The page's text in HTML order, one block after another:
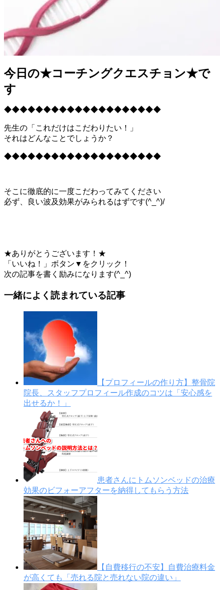
今日の★コーチングクエスチョン★で
す
◆◆◆◆◆◆◆◆◆◆◆◆◆◆◆◆◆◆◆◆
先生の「これだけはこだわりたい！」
それはどんなことでしょうか？
◆◆◆◆◆◆◆◆◆◆◆◆◆◆◆◆◆◆◆◆
そこに徹底的に一度こだわってみてください
必ず、良い波及効果がみられるはずです(^_^)/
★ありがとうございます！★
「いいね！」ボタン▼をクリック！
次の記事を書く励みになります(^_^)
一緒によく読まれている記事
【プロフィールの作り方】整骨院
院長、スタッフプロフィール作成のコツは「安心感を
出せるか！」
患者さんにトムソンベッドの治療
効果のビフォーアフターを納得してもらう方法
【自費移行の不安】自費治療料金
が高くても「売れる院と売れない院の違い」